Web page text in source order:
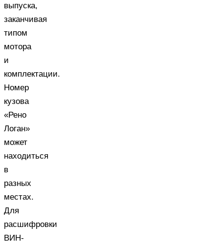
выпуска,
заканчивая
типом
мотора
и
комплектации.
Номер
кузова
«Рено
Логан»
может
находиться
в
разных
местах.
Для
расшифровки
ВИН-